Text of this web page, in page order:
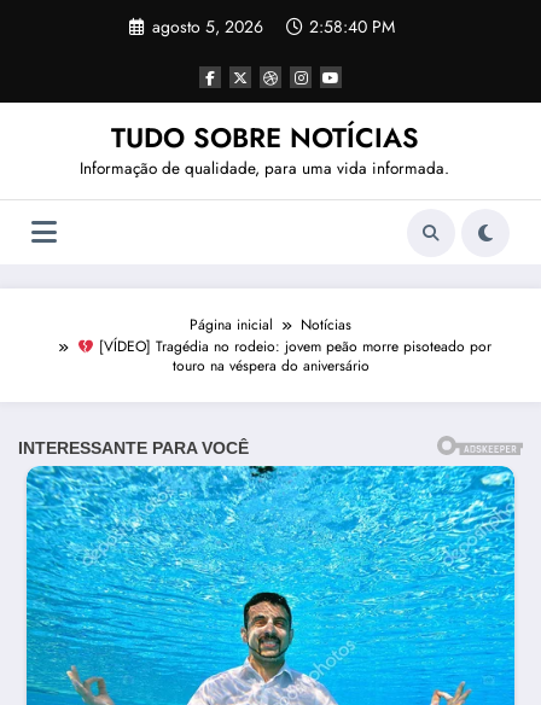
agosto 5, 2026 2:58:42 PM
TUDO SOBRE NOTÍCIAS
Informação de qualidade, para uma vida informada.
Página inicial
Notícias
[VÍDEO] Tragédia no rodeio: jovem peão morre pisoteado por
touro na véspera do aniversário